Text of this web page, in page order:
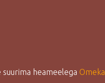
suurima heameelega Omeka